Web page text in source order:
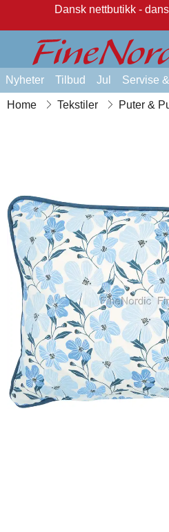
Dansk nettbutikk -
Nyheter Tilbud Jul Servise
Home Tekstiler Puter &